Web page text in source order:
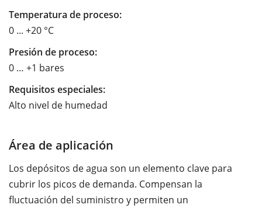
Temperatura de proceso:
0 ... +20 °C
Presión de proceso:
0 … +1 bares
Requisitos especiales:
Alto nivel de humedad
Área de aplicación
Los depósitos de agua son un elemento clave para
cubrir los picos de demanda. Compensan la
fluctuación del suministro y permiten un